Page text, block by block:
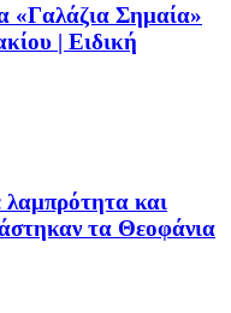
«Γαλάζια Σημαία»
| Ειδική
και
τα Θεοφάνια